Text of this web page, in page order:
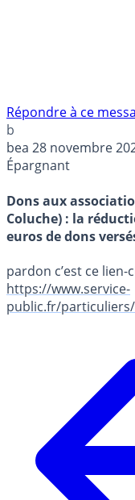
Répondre à ce
b
bea 28 novembre
Épargnant
Dons aux
Coluche) : la
euros de dons
pardon c’est ce
https://www.service-
public.fr/